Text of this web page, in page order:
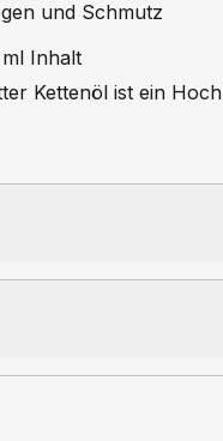
und Schmutz
Inhalt
Kettenöl ist ein